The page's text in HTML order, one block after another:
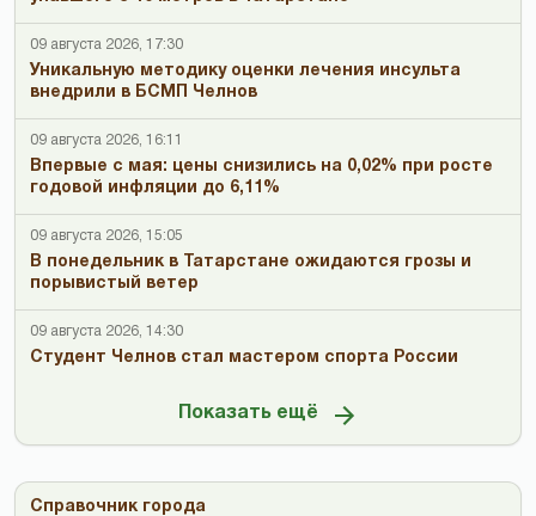
09 августа 2026, 17:30
Уникальную методику оценки лечения инсульта
внедрили в БСМП Челнов
09 августа 2026, 16:11
Впервые с мая: цены снизились на 0,02% при росте
годовой инфляции до 6,11%
09 августа 2026, 15:05
В понедельник в Татарстане ожидаются грозы и
порывистый ветер
09 августа 2026, 14:30
Студент Челнов стал мастером спорта России
Показать ещё
Справочник города